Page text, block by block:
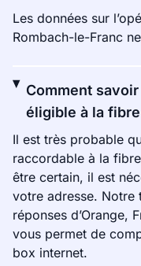
Les données sur
Rombach-le-Franc
Comment
éligible à la
Il est très probable
raccordable à la
être certain, il est
votre adresse. Notre
réponses d’Orange,
vous permet de
box internet.